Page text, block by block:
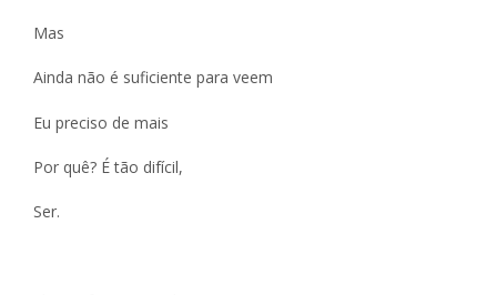
Mas
Ainda não é suficiente para veem
Eu preciso de mais
Por quê? É tão difícil,
Ser.